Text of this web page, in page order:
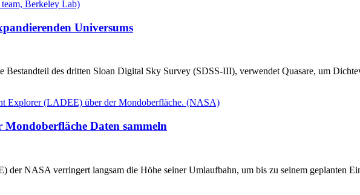
Universums
des dritten Sloan Digital Sky Survey (SDSS-III), verwendet Quasare, um
Daten sammeln
NASA verringert langsam die Höhe seiner Umlaufbahn, um bis zu seinem geplanten